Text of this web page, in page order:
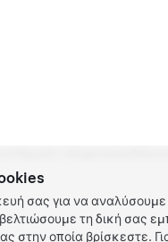
σας για να
τη δική σας
στην οποία βρίσκεστε.